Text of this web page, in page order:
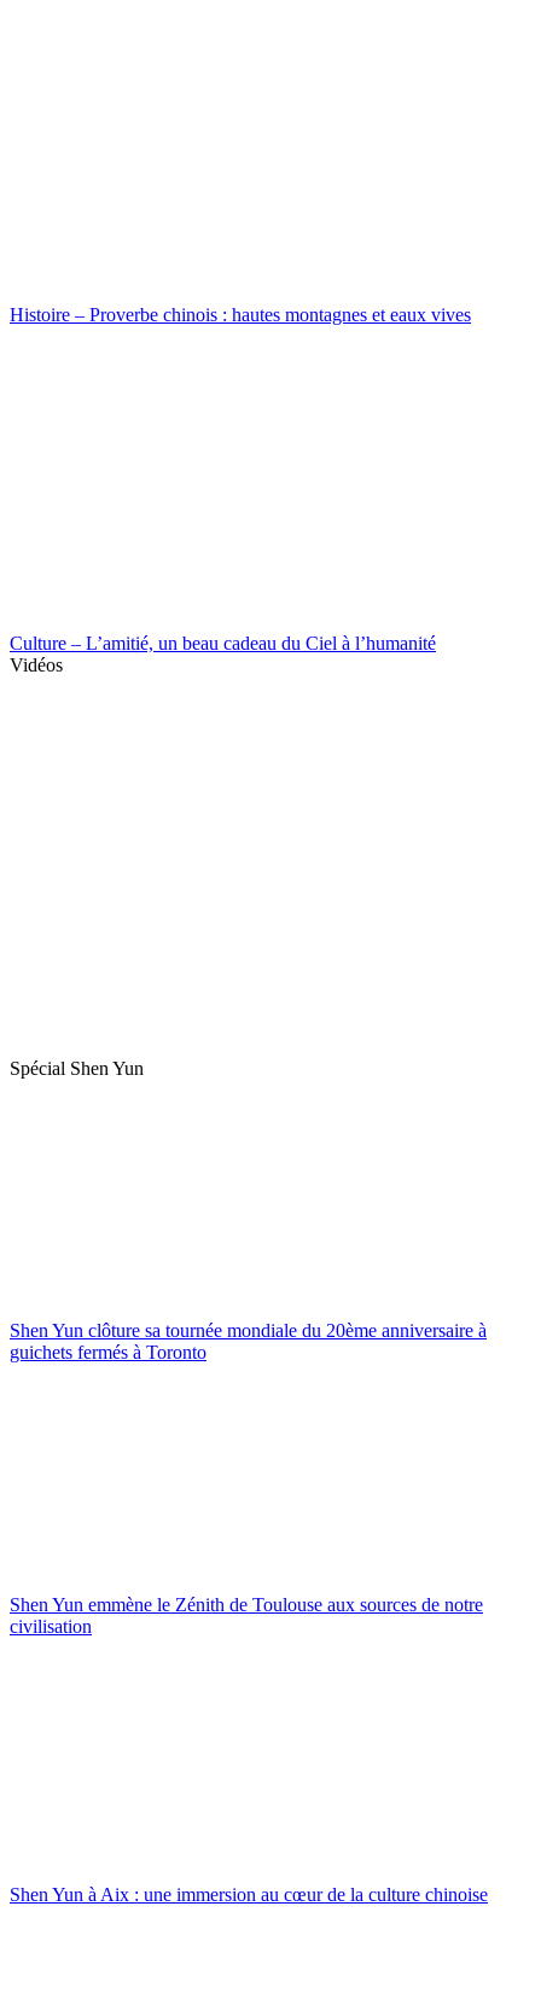
Histoire – Proverbe chinois : hautes montagnes et eaux vives
Culture – L’amitié, un beau cadeau du Ciel à l’humanité
Vidéos
Spécial Shen Yun
Shen Yun clôture sa tournée mondiale du 20ème anniversaire à
guichets fermés à Toronto
Shen Yun emmène le Zénith de Toulouse aux sources de notre
civilisation
Shen Yun à Aix : une immersion au cœur de la culture chinoise